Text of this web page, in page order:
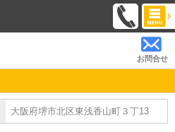
お問合せ
大阪府堺市北区東浅香山町３丁13